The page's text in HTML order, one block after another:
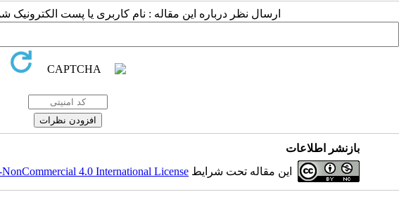
ارسال نظر درباره این مقاله : نام کاربری یا پست الکترونیک
بازنشر اطلاعات
این مقاله تحت شرایط 4.0 International License